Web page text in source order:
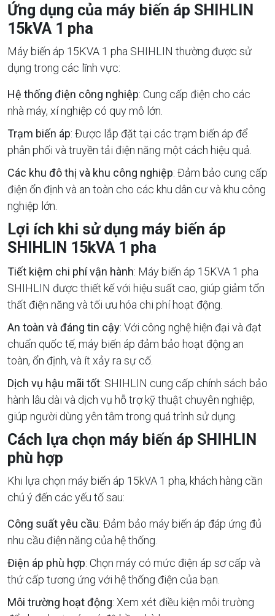
Ứng dụng của máy biến áp SHIHLIN
15kVA 1 pha
Máy biến áp 15KVA 1 pha SHIHLIN thường được sử
dụng trong các lĩnh vực:
Hệ thống điện công nghiệp: Cung cấp điện cho các
nhà máy, xí nghiệp có quy mô lớn.
Trạm biến áp: Được lắp đặt tại các trạm biến áp để
phân phối và truyền tải điện năng một cách hiệu quả.
Các khu đô thị và khu công nghiệp: Đảm bảo cung cấp
điện ổn định và an toàn cho các khu dân cư và khu công
nghiệp lớn.
Lợi ích khi sử dụng máy biến áp
SHIHLIN 15kVA 1 pha
Tiết kiệm chi phí vận hành: Máy biến áp 15KVA 1 pha
SHIHLIN được thiết kế với hiệu suất cao, giúp giảm tổn
thất điện năng và tối ưu hóa chi phí hoạt động.
An toàn và đáng tin cậy: Với công nghệ hiện đại và đạt
chuẩn quốc tế, máy biến áp đảm bảo hoạt động an
toàn, ổn định, và ít xảy ra sự cố.
Dịch vụ hậu mãi tốt: SHIHLIN cung cấp chính sách bảo
hành lâu dài và dịch vụ hỗ trợ kỹ thuật chuyên nghiệp,
giúp người dùng yên tâm trong quá trình sử dụng.
Cách lựa chọn máy biến áp SHIHLIN
phù hợp
Khi lựa chọn máy biến áp 15kVA 1 pha, khách hàng cần
chú ý đến các yếu tố sau:
Công suất yêu cầu: Đảm bảo máy biến áp đáp ứng đủ
nhu cầu điện năng của hệ thống.
Điện áp phù hợp: Chọn máy có mức điện áp sơ cấp và
thứ cấp tương ứng với hệ thống điện của bạn.
Môi trường hoạt động: Xem xét điều kiện môi trường